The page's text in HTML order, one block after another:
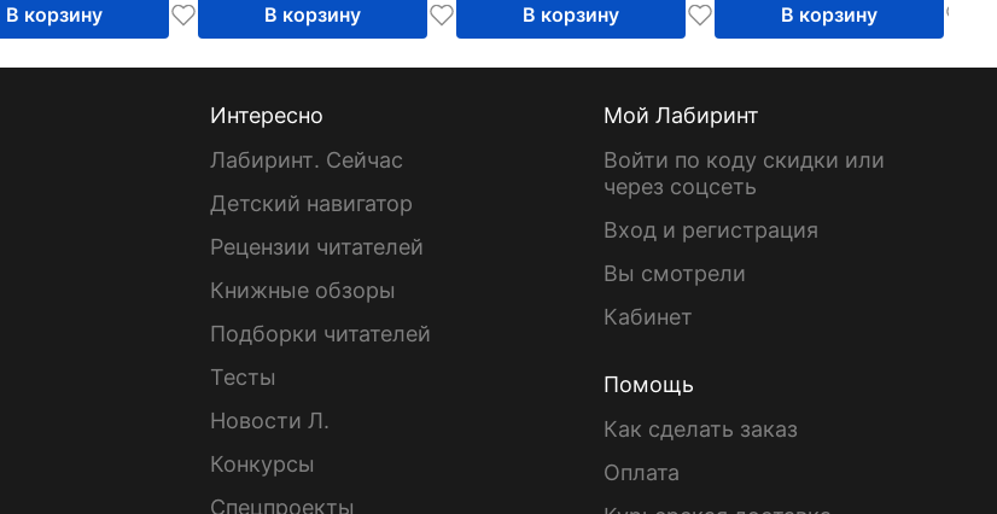
В корзину В корзину В корзину В корзину
Интересно
Лабиринт. Сейчас
Детский навигатор
Рецензии читателей
Книжные обзоры
Подборки читателей
Тесты
Новости Л.
Конкурсы
Спецпроекты
Мой Лабиринт
Войти по коду скидки или
через соцсеть
Вход и регистрация
Вы смотрели
Кабинет
Помощь
Как сделать заказ
Оплата